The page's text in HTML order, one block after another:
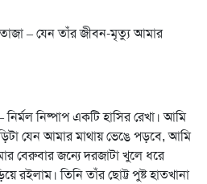
তাজা – যেন তাঁর জীবন-মৃত্যু আমার
নিষ্পাপ একটি হাসির রেখা। আমি
যেন আমার মাথায় ভেঙে পড়বে, আমি
বেরুবার জন্যে দরজাটা খুলে ধরে
রইলাম। তিনি তাঁর ছোট্ট পুষ্ট হাতখানা